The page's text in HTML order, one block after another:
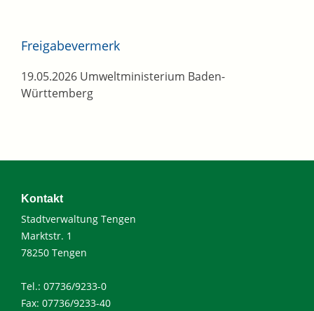
Freigabevermerk
19.05.2026 Umweltministerium Baden-
Württemberg
Kontakt
Stadtverwaltung Tengen
Marktstr. 1
78250 Tengen
Tel.: 07736/9233-0
Fax: 07736/9233-40